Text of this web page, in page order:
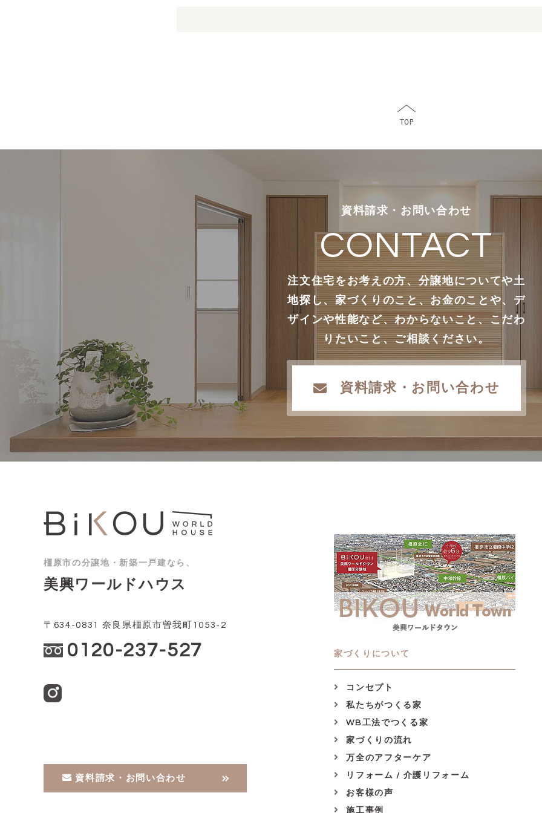
資料請求・お問い合わせ
CONTACT
注文住宅をお考えの方、分譲地についてや土
地探し、家づくりのこと、お金のことや、デ
ザインや性能など、わからないこと、こだわ
りたいこと、ご相談ください。
資料請求・お問い合わせ
橿原市の分譲地・新築一戸建なら、
美興ワールドハウス
〒634-0831 奈良県橿原市曽我町1053-2
0120-237-527
資料請求・お問い合わせ
家づくりについて
コンセプト
私たちがつくる家
WB工法でつくる家
家づくりの流れ
万全のアフターケア
リフォーム / 介護リフォーム
お客様の声
施工事例